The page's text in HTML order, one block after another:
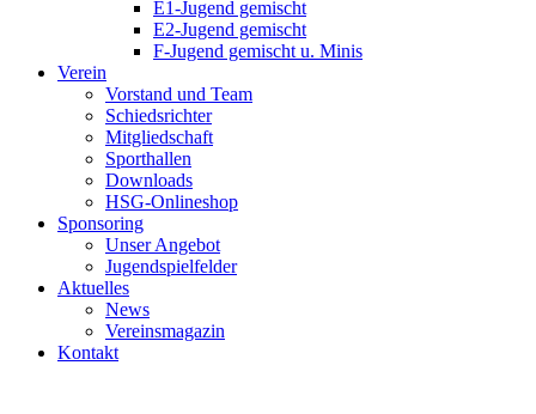
E1-Jugend gemischt
E2-Jugend gemischt
F-Jugend gemischt u. Minis
Verein
Vorstand und Team
Schiedsrichter
Mitgliedschaft
Sporthallen
Downloads
HSG-Onlineshop
Sponsoring
Unser Angebot
Jugendspielfelder
Aktuelles
News
Vereinsmagazin
Kontakt